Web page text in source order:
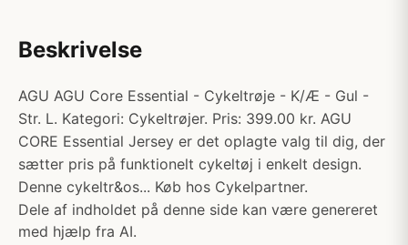
Beskrivelse
AGU AGU Core Essential - Cykeltrøje - K/Æ - Gul -
Str. L. Kategori: Cykeltrøjer. Pris: 399.00 kr. AGU
CORE Essential Jersey er det oplagte valg til dig, der
sætter pris på funktionelt cykeltøj i enkelt design.
Denne cykeltr&os... Køb hos Cykelpartner.
Dele af indholdet på denne side kan være genereret
med hjælp fra AI.